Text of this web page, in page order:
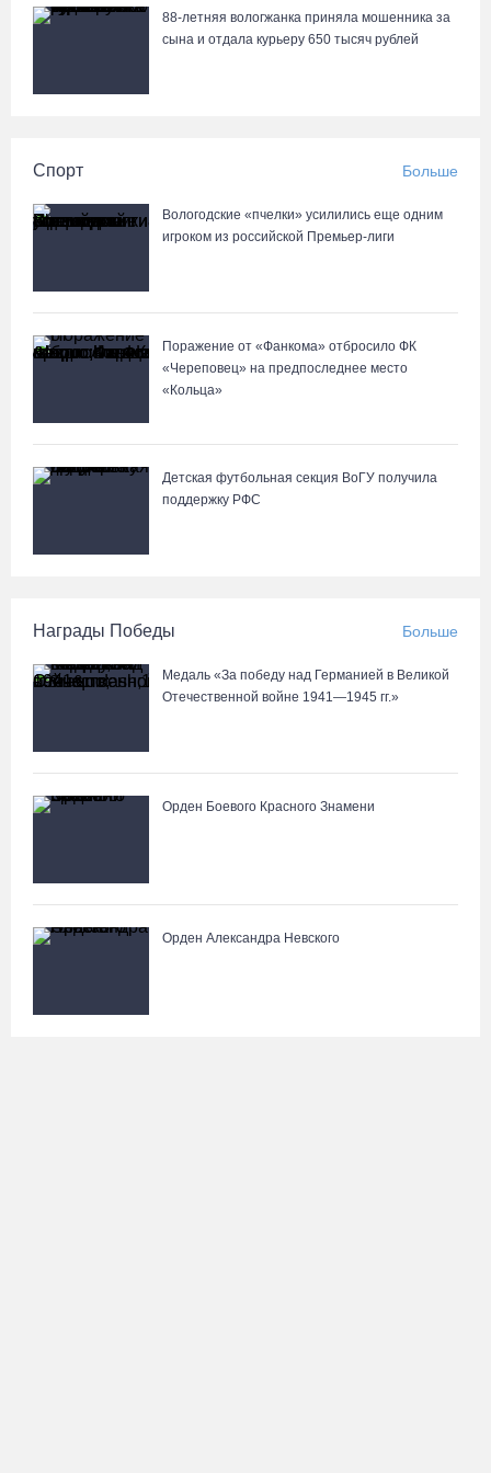
88-летняя вологжанка приняла мошенника за
сына и отдала курьеру 650 тысяч рублей
Спорт Больше
Вологодские «пчелки» усилились еще одним
игроком из российской Премьер-лиги
Поражение от «Фанкома» отбросило ФК
«Череповец» на предпоследнее место
«Кольца»
Детская футбольная секция ВоГУ получила
поддержку РФС
Награды Победы Больше
Медаль «За победу над Германией в Великой
Отечественной войне 1941—1945 гг.»
Орден Боевого Красного Знамени
Орден Александра Невского